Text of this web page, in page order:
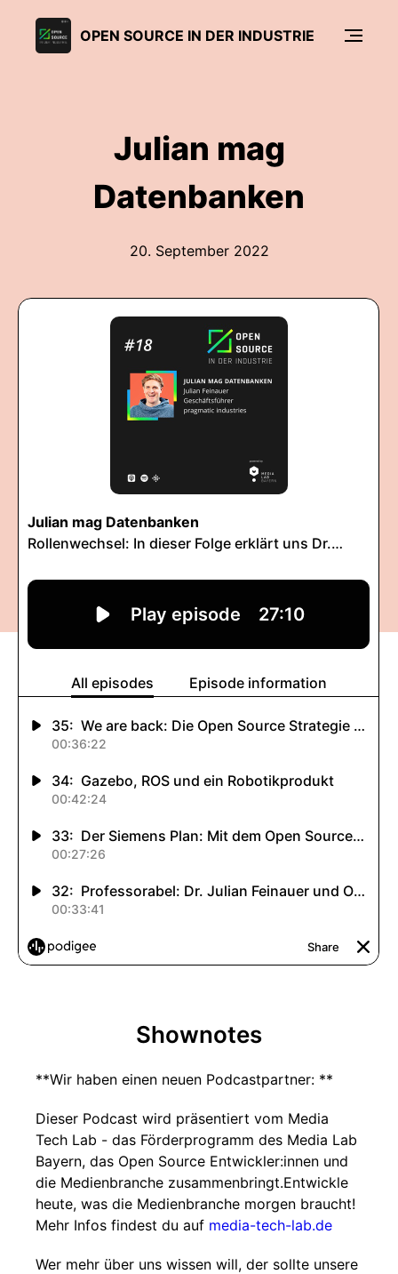
OPEN SOURCE IN DER INDUSTRIE
Julian mag
Datenbanken
20. September 2022
Shownotes
**Wir haben einen neuen Podcastpartner: **
Dieser Podcast wird präsentiert vom Media
Tech Lab - das Förderprogramm des Media Lab
Bayern, das Open Source Entwickler:innen und
die Medienbranche zusammenbringt.Entwickle
heute, was die Medienbranche morgen braucht!
Mehr Infos findest du auf media-tech-lab.de
Wer mehr über uns wissen will, der sollte unsere